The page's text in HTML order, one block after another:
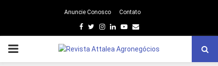
Anuncie Conosco Contato
Facebook
TwitterInstagram
LinkedinYoutube
Email
PRIMARY